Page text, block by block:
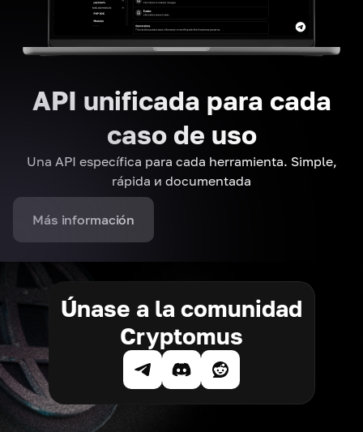
API unificada para cada
caso de uso
Una API específica para cada herramienta. Simple,
rápida и documentada
Más información
Únase a la comunidad
Cryptomus